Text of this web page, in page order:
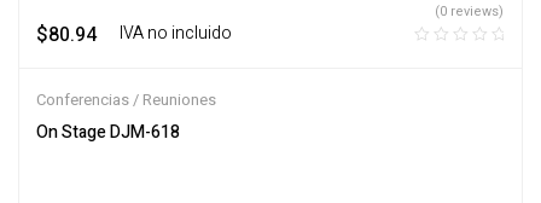
$80.94 ‎ ‎ ‎ IVA no incluido
(0 reviews)
Conferencias / Reuniones
On Stage DJM-618